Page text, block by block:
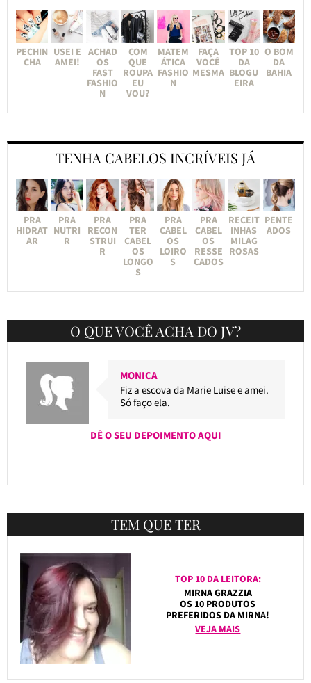
PECHIN
CHA
USEI E
AMEI!
ACHAD
OS
FAST
FASHIO
N
COM
QUE
ROUPA
EU
VOU?
MATEM
ÁTICA
FASHIO
N
FAÇA
VOCÊ
MESMA
TOP 10
DA
BLOGU
EIRA
O BOM
DA
BAHIA
TENHA CABELOS INCRÍVEIS JÁ
PRA
HIDRAT
AR
PRA
NUTRI
R
PRA
RECON
STRUI
R
PRA
TER
CABEL
OS
LONGO
S
PRA
CABEL
OS
LOIRO
S
PRA
CABEL
OS
RESSE
CADOS
RECEIT
INHAS
MILAG
ROSAS
PENTE
ADOS
O QUE VOCÊ ACHA DO JV?
MONICA
Fiz a escova da Marie Luise e amei.
Só faço ela.
DÊ O SEU DEPOIMENTO AQUI
TEM QUE TER
TOP 10 DA LEITORA:
MIRNA GRAZZIA
OS 10 PRODUTOS
PREFERIDOS DA MIRNA!
VEJA MAIS